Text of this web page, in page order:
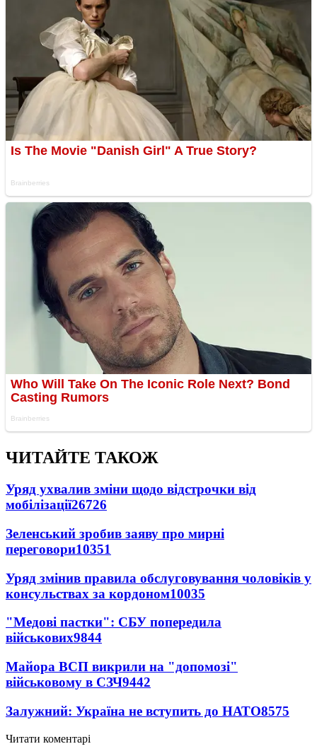
ЧИТАЙТЕ ТАКОЖ
Уряд ухвалив зміни щодо відстрочки від
мобілізації26726
Зеленський зробив заяву про мирні
переговори10351
Уряд змінив правила обслуговування чоловіків у
консульствах за кордоном10035
"Медові пастки": СБУ попередила
військових9844
Майора ВСП викрили на "допомозі"
військовому в СЗЧ9442
Залужний: Україна не вступить до НАТО8575
Читати коментарі